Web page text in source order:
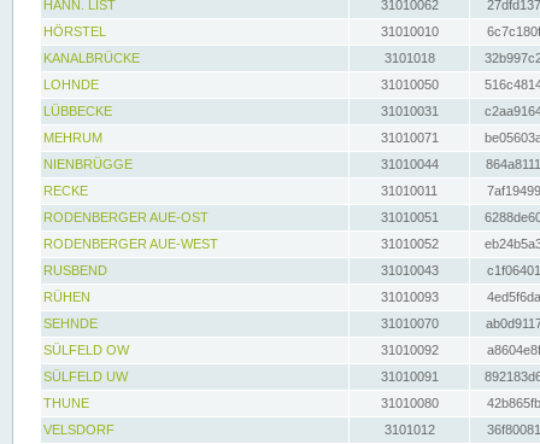
HANN. LIST
31010062
HÖRSTEL
31010010
KANALBRÜCKE
3101018
LOHNDE
31010050
LÜBBECKE
31010031
MEHRUM
31010071
NIENBRÜGGE
31010044
RECKE
31010011
RODENBERGER AUE-OST
31010051
RODENBERGER AUE-WEST
31010052
RUSBEND
31010043
RÜHEN
31010093
SEHNDE
31010070
SÜLFELD OW
31010092
SÜLFELD UW
31010091
THUNE
31010080
VELSDORF
3101012